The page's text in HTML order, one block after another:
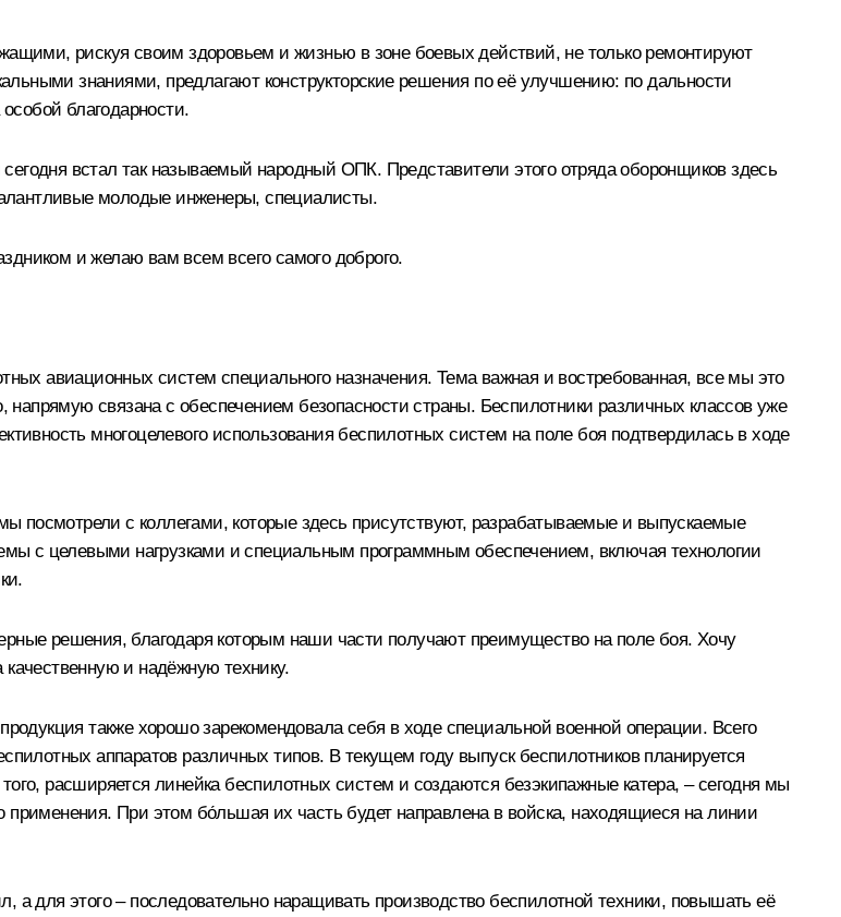
рискуя своим здоровьем и жизнью в зоне боевых действий, не только ремонтируют
знаниями, предлагают конструкторские решения по её улучшению: по дальности
благодарности.
встал так называемый народный ОПК. Представители этого отряда оборонщиков здесь
молодые инженеры, специалисты.
и желаю вам всем всего самого доброго.
авиационных систем специального назначения. Тема важная и востребованная, все мы это
связана с обеспечением безопасности страны. Беспилотники различных классов уже
многоцелевого использования беспилотных систем на поле боя подтвердилась в ходе
посмотрели с коллегами, которые здесь присутствуют, разрабатываемые и выпускаемые
с целевыми нагрузками и специальным программным обеспечением, включая технологии
решения, благодаря которым наши части получают преимущество на поле боя. Хочу
и надёжную технику.
также хорошо зарекомендовала себя в ходе специальной военной операции. Всего
аппаратов различных типов. В текущем году выпуск беспилотников планируется
расширяется линейка беспилотных систем и создаются безэкипажные катера, – сегодня мы
При этом бо́льшая их часть будет направлена в войска, находящиеся на линии
для этого – последовательно наращивать производство беспилотной техники, повышать её